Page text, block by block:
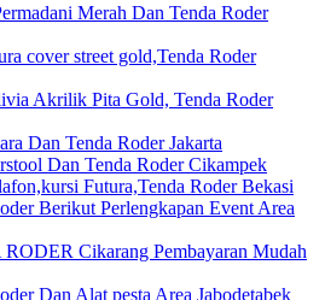
Merah Dan Tenda Roder
cover street gold,Tenda Roder
Akrilik Pita Gold, Tenda Roder
Dan Tenda Roder Jakarta
Dan Tenda Roder Cikampek
Futura,Tenda Roder Bekasi
Berikut Perlengkapan Event Area
Cikarang Pembayaran Mudah
Dan Alat pesta Area Jabodetabek